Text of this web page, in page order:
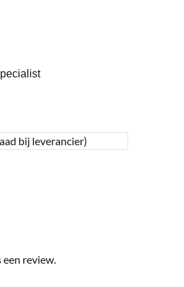
bij leverancier)
review.